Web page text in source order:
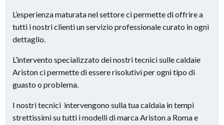
L’esperienza maturata nel settore ci permette di offrire a
tutti i nostri clienti un servizio professionale curato in ogni
dettaglio.
L’intervento specializzato dei nostri tecnici sulle caldaie
Ariston ci permette di essere risolutivi per ogni tipo di
guasto o problema.
I nostri tecnici intervengono sulla tua caldaia in tempi
strettissimi su tutti i modelli di marca Ariston a Roma e